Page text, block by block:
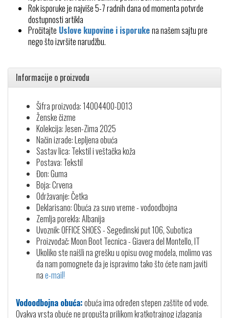
Rok isporuke je najviše 5-7 radnih dana od momenta potvrde
dostupnosti artikla
Pročitajte Uslove kupovine i isporukena našem sajtu pre
nego što izvršite narudžbu.
Informacije o proizvodu
Šifra proizvoda: 14004400-D013
Ženske čizme
Kolekcija: Jesen-Zima 2025
Način izrade: Lepljena obuća
Sastav lica: Tekstil i veštačka koža
Postava: Tekstil
Đon: Guma
Boja: Crvena
Održavanje: Četka
Deklarisano: Obuća za suvo vreme - vodoodbojna
Zemlja porekla: Albanija
Uvoznik: OFFICE SHOES - Segedinski put 106, Subotica
Proizvođač: Moon Boot Tecnica - Giavera del Montello, IT
Ukoliko ste naišli na grešku u opisu ovog modela, molimo vas
da nam pomognete da je ispravimo tako što ćete nam javiti
nae-mail!
Vodoodbojna obuća:obuća ima određen stepen zaštite od vode.
Ovakva vrsta obuće ne propušta prilikom kratkotrajnog izlaganja